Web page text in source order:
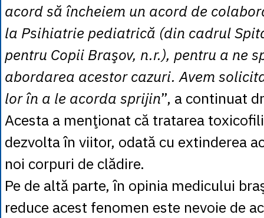
acord să încheiem un acord de
la Psihiatrie pediatrică (din cadrul
pentru Copii Braşov, n.r.), pentru a ne
abordarea acestor cazuri. Avem
lor în a le acorda sprijin”, a continuat
Acesta a menţionat că tratarea
dezvolta în viitor, odată cu extinderea
noi corpuri de clădire.
Pe de altă parte, în opinia medicului
reduce acest fenomen este nevoie de